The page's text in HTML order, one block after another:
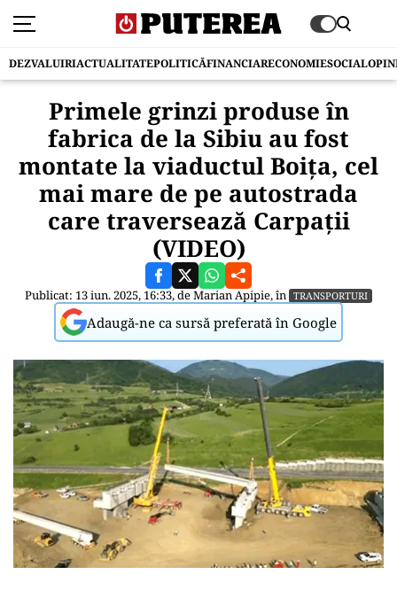
DEZVALUIRIACTUALITATEPOLITICĂFINANCIARECONOMIESOCIAL
Primele grinzi produse în
fabrica de la Sibiu au fost
montate la viaductul Boița, cel
mai mare de pe autostrada
care traversează Carpații
(VIDEO)
Publicat: 13 iun. 2025, 16:33, deMarian Apipie, în TRANSPORTURI
Adaugă-ne ca sursă preferată în Google